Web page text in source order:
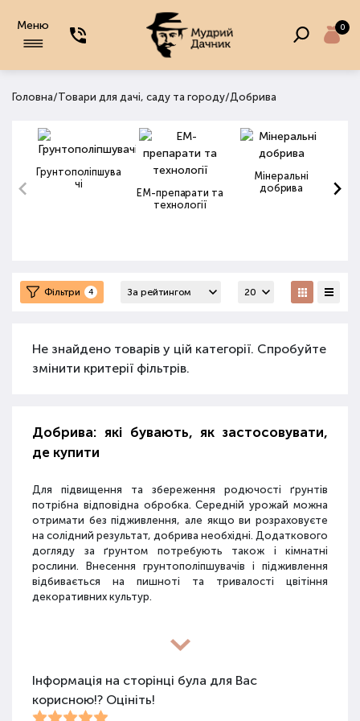
Меню 0
Головна/Товари для дачі, саду та городу/Добрива
Грунтополіпшува
чі
ЕМ-препарати та
технології
Мінеральні
добрива
Фільтри 4
Не знайдено товарів у цій категорії. Спробуйте
змінити критерії фільтрів.
Добрива: які бувають, як застосовувати,
де купити
Для підвищення та збереження родючості ґрунтів
потрібна відповідна обробка. Середній урожай можна
отримати без підживлення, але якщо ви розраховуєте
на солідний результат, добрива необхідні. Додаткового
догляду за ґрунтом потребують також і кімнатні
рослини. Внесення грунтополіпшувачів і підживлення
відбивається на пишноті та тривалості цвітіння
декоративних культур.
Різновиди засобів для покращення
Для покращення поживних якостей ґрунту
використовуються різні види засобів: мінеральні
Інформація на сторінці була для Вас
корисною!? Оцініть!